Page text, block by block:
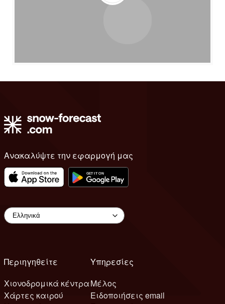
Ανακαλύψτε την εφαρμογή μας
Περιηγηθείτε
Χιονοδρομικά κέντρα
Χάρτες καιρού
Υπηρεσίες
Μέλος
Ειδοποιήσεις email